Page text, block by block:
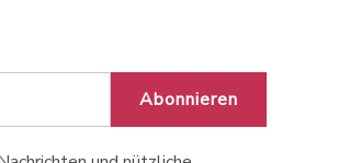
Abonnieren